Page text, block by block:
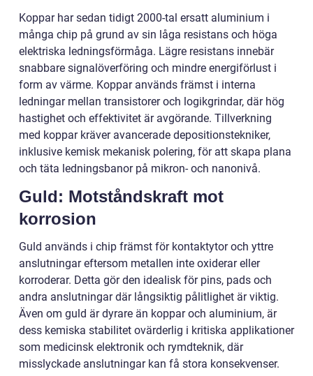
Koppar har sedan tidigt 2000-tal ersatt aluminium i
många chip på grund av sin låga resistans och höga
elektriska ledningsförmåga. Lägre resistans innebär
snabbare signalöverföring och mindre energiförlust i
form av värme. Koppar används främst i interna
ledningar mellan transistorer och logikgrindar, där hög
hastighet och effektivitet är avgörande. Tillverkning
med koppar kräver avancerade depositionstekniker,
inklusive kemisk mekanisk polering, för att skapa plana
och täta ledningsbanor på mikron- och nanonivå.
Guld: Motståndskraft mot
korrosion
Guld används i chip främst för kontaktytor och yttre
anslutningar eftersom metallen inte oxiderar eller
korroderar. Detta gör den idealisk för pins, pads och
andra anslutningar där långsiktig pålitlighet är viktig.
Även om guld är dyrare än koppar och aluminium, är
dess kemiska stabilitet ovärderlig i kritiska applikationer
som medicinsk elektronik och rymdteknik, där
misslyckade anslutningar kan få stora konsekvenser.